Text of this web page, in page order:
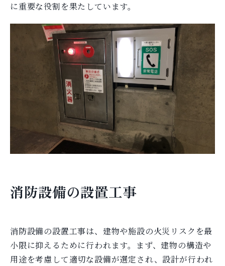
に重要な役割を果たしています。
消防設備の設置工事
消防設備の設置工事は、建物や施設の火災リスクを最
小限に抑えるために行われます。まず、建物の構造や
用途を考慮して適切な設備が選定され、設計が行われ